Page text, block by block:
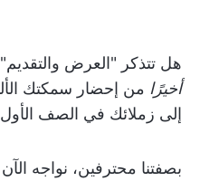
هل تتذكر "العرض
أخيرًا من إحضار سمكتك
إلى زملائك في الصف
بصفتنا محترفين، نواجه